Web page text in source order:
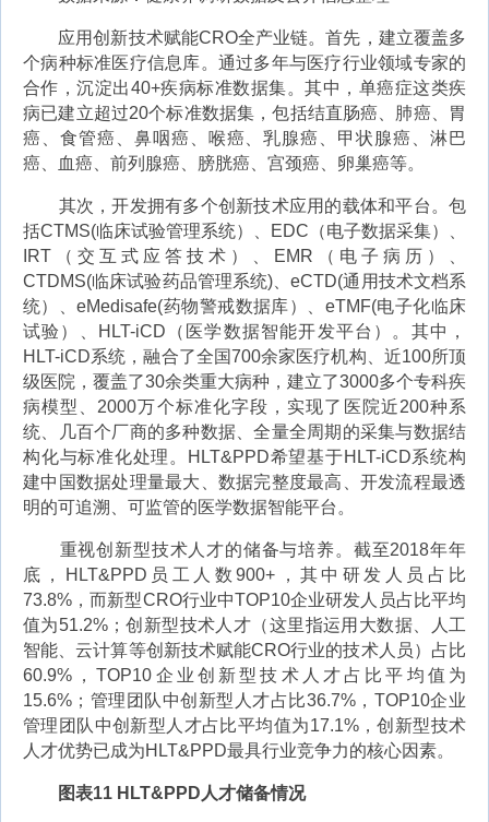
应用创新技术赋能CRO全产业链。首先，建立覆盖多
个病种标准医疗信息库。通过多年与医疗行业领域专家的
合作，沉淀出40+疾病标准数据集。其中，单癌症这类疾
病已建立超过20个标准数据集，包括结直肠癌、肺癌、胃
癌、食管癌、鼻咽癌、喉癌、乳腺癌、甲状腺癌、淋巴
癌、血癌、前列腺癌、膀胱癌、宫颈癌、卵巢癌等。
其次，开发拥有多个创新技术应用的载体和平台。包
括CTMS(临床试验管理系统）、EDC（电子数据采集）、
IRT（交互式应答技术）、EMR（电子病历）、
CTDMS(临床试验药品管理系统)、eCTD(通用技术文档系
统）、eMedisafe(药物警戒数据库）、eTMF(电子化临床
试验）、HLT-iCD（医学数据智能开发平台）。其中，
HLT-iCD系统，融合了全国700余家医疗机构、近100所顶
级医院，覆盖了30余类重大病种，建立了3000多个专科疾
病模型、2000万个标准化字段，实现了医院近200种系
统、几百个厂商的多种数据、全量全周期的采集与数据结
构化与标准化处理。HLT&PPD希望基于HLT-iCD系统构
建中国数据处理量最大、数据完整度最高、开发流程最透
明的可追溯、可监管的医学数据智能平台。
重视创新型技术人才的储备与培养。截至2018年年
底，HLT&PPD员工人数900+，其中研发人员占比
73.8%，而新型CRO行业中TOP10企业研发人员占比平均
值为51.2%；创新型技术人才（这里指运用大数据、人工
智能、云计算等创新技术赋能CRO行业的技术人员）占比
60.9%，TOP10企业创新型技术人才占比平均值为
15.6%；管理团队中创新型人才占比36.7%，TOP10企业
管理团队中创新型人才占比平均值为17.1%，创新型技术
人才优势已成为HLT&PPD最具行业竞争力的核心因素。
图表11 HLT&PPD人才储备情况